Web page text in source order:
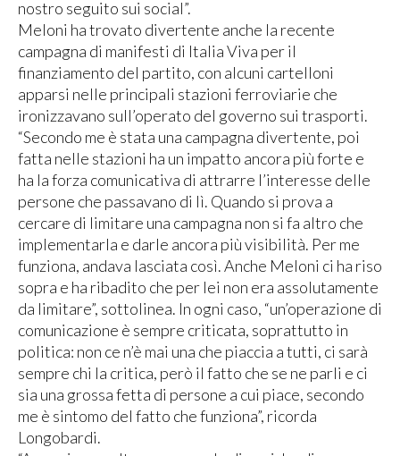
nostro seguito sui social”.
Meloni ha trovato divertente anche la recente
campagna di manifesti di Italia Viva per il
finanziamento del partito, con alcuni cartelloni
apparsi nelle principali stazioni ferroviarie che
ironizzavano sull’operato del governo sui trasporti.
“Secondo me è stata una campagna divertente, poi
fatta nelle stazioni ha un impatto ancora più forte e
ha la forza comunicativa di attrarre l’interesse delle
persone che passavano di lì. Quando si prova a
cercare di limitare una campagna non si fa altro che
implementarla e darle ancora più visibilità. Per me
funziona, andava lasciata così. Anche Meloni ci ha riso
sopra e ha ribadito che per lei non era assolutamente
da limitare”, sottolinea. In ogni caso, “un’operazione di
comunicazione è sempre criticata, soprattutto in
politica: non ce n’è mai una che piaccia a tutti, ci sarà
sempre chi la critica, però il fatto che se ne parli e ci
sia una grossa fetta di persone a cui piace, secondo
me è sintomo del fatto che funziona”, ricorda
Longobardi.